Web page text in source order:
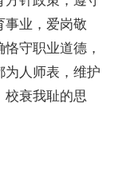
事业，爱岗敬
守职业道德，
为人师表，维护
校衰我耻的思